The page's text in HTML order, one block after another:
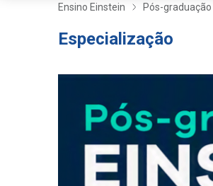
Ensino Einstein Pós-graduação
Especialização